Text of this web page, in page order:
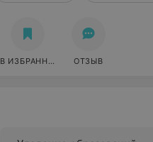
В ИЗБРАННОЕ ОТЗЫВ